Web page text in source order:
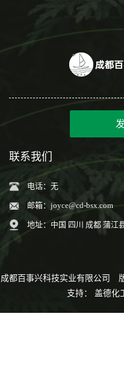
联系我们
电话：无
邮箱： joyce@cd-bsx.com
地址：中国 四川 成都 蒲江
成都百事兴科技实业有限公司
支持： 盖德化